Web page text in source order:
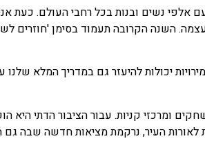
אלפי נשים ובנות בכל רחבי העולם. כעת
השנה הקרובה תעמוד בסימן 'חוזרים
יכולות להיעזר גם במדריך המלא שלנו
ומרכזי קניות. עבור הציבור הדתי
לאורות העיר, נרקמת מציאות חדשה שבה